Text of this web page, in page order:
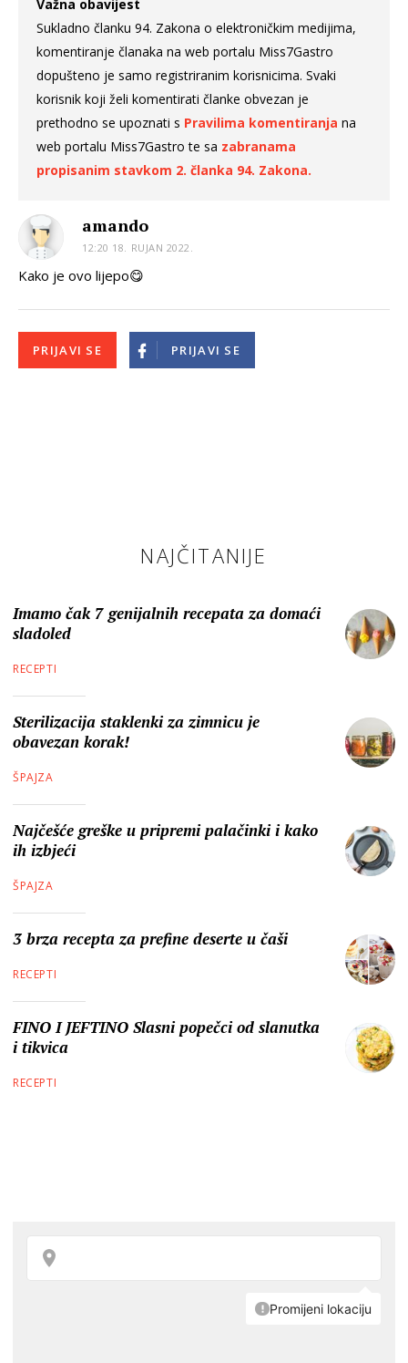
Važna obavijest
Sukladno članku 94. Zakona o elektroničkim medijima,
komentiranje članaka na web portalu Miss7Gastro
dopušteno je samo registriranim korisnicima. Svaki
korisnik koji želi komentirati članke obvezan je
prethodno se upoznati s Pravilima komentiranja na
web portalu Miss7Gastro te sa zabranama
propisanim stavkom 2. članka 94. Zakona.
amando
12:20 18. RUJAN 2022.
Kako je ovo lijepo😋
PRIJAVI SE PRIJAVI SE
NAJČITANIJE
Imamo čak 7 genijalnih recepata za domaći
sladoled
RECEPTI
Sterilizacija staklenki za zimnicu je
obavezan korak!
ŠPAJZA
Najčešće greške u pripremi palačinki i kako
ih izbjeći
ŠPAJZA
3 brza recepta za prefine deserte u čaši
RECEPTI
FINO I JEFTINO Slasni popečci od slanutka
i tikvica
RECEPTI